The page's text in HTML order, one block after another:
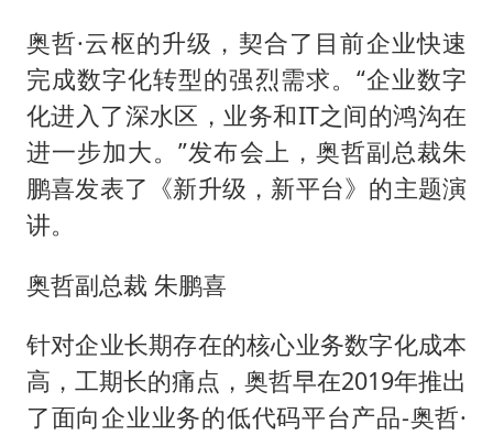
奥哲·云枢的升级，契合了目前企业快速
完成数字化转型的强烈需求。“企业数字
化进入了深水区，业务和IT之间的鸿沟在
进一步加大。”发布会上，奥哲副总裁朱
鹏喜发表了《新升级，新平台》的主题演
讲。
奥哲副总裁 朱鹏喜
针对企业长期存在的核心业务数字化成本
高，工期长的痛点，奥哲早在2019年推出
了面向企业业务的低代码平台产品-奥哲·